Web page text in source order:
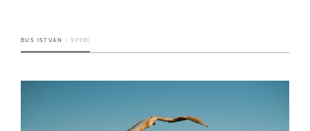
BUS ISTVÁN 9 PERC